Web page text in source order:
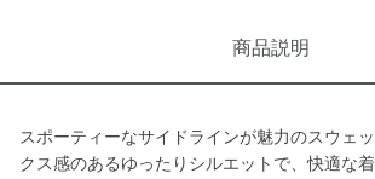
商品説明
スポーティーなサイドラインが魅力のスウェ
クス感のあるゆったりシルエットで、快適な